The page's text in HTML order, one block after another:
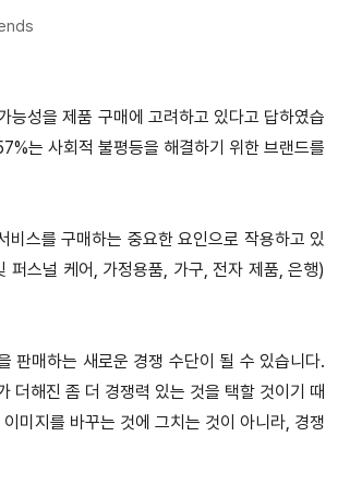
성을 제품 구매에 고려하고 있다고 답하였습
는 사회적 불평등을 해결하기 위한 브랜드를
스를 구매하는 중요한 요인으로 작용하고 있
스널 케어, 가정용품, 가구, 전자 제품, 은행)
판매하는 새로운 경쟁 수단이 될 수 있습니다.
더해진 좀 더 경쟁력 있는 것을 택할 것이기 때
미지를 바꾸는 것에 그치는 것이 아니라, 경쟁